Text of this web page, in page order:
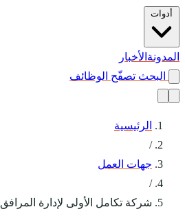
أدوات
المدونة الأخبار
البحث تصفّح الوظائف
الرئيسية
/
جهات العمل
/
شركة تكامل الأولى لإدارة المرافق